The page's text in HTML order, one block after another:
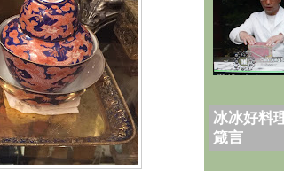
冰冰好料
箴言